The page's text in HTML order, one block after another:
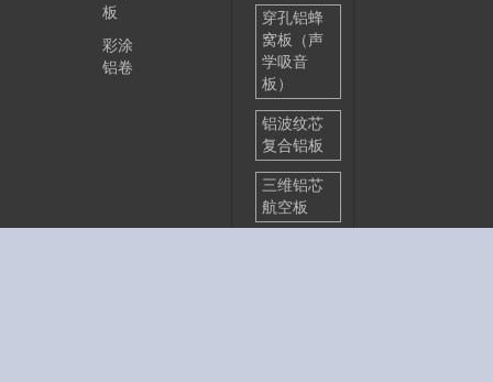
板
彩涂
铝卷
穿孔铝蜂
窝板（声
学吸音
板）
铝波纹芯
复合铝板
三维铝芯
航空板